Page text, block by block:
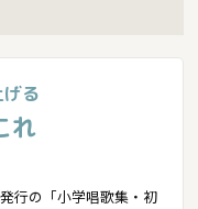
る
れ
行の「小学唱歌集・初